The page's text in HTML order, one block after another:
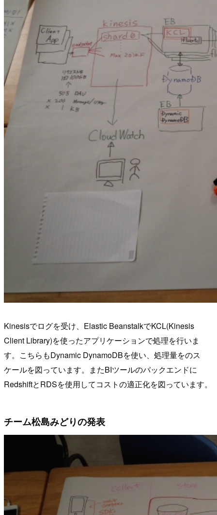
Kinesisでログを受け、Elastic BeanstalkでKCL(Kinesis
Client Library)を使ったアプリケーションで処理を行いま
す。こちらもDynamic DynamoDBを使い、処理量をのス
ケールを図っています。またBIツールのバックエンドに
RedshiftとRDSを使用してコストの適正化を図っています。
チーム松島みどりの発表